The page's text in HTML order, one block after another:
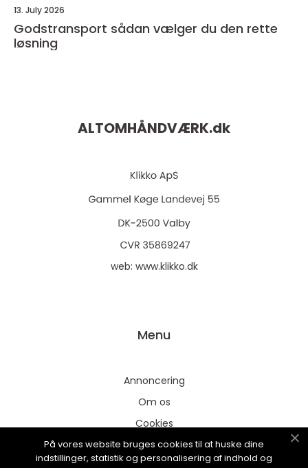
13. July 2026
Godstransport sådan vælger du den rette
løsning
ALTOMHÅNDVÆRK.dk
web: www.klikko.dk
Menu
Annoncering
Om os
Cookies
Kontakt os
På vores website bruges cookies til at huske dine
indstillinger, statistik og personalisering af indhold og